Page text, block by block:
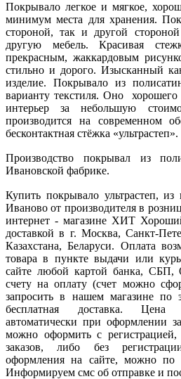
Покрывало легкое и мягкое,
минимум места для хранения.
стороной, так и другой
другую мебель. Красивая
прекрасным, жаккардовым
стильно и дорого. Изысканный
изделие. Покрывало из
варианту текстиля. Оно
интерьер за небольшую
производится на современном
бесконтактная стёжка «ультрастеп».
Производство покрывал из
Ивановской фабрике.
Купить покрывало ультрастеп, из
Иваново от производителя в
интернет - магазине ХИТ
доставкой в г. Москва, Санкт-
Казахстана, Беларуси. Оплата
товара в пункте выдачи или
сайте любой картой банка, СБП,
счету на оплату (счет можно
запросить в нашем магазине по
бесплатная доставка. Цена
автоматически при оформлении
можно оформить с
заказов, либо без
оформления на сайте, можно по
Информируем смс об отправке и